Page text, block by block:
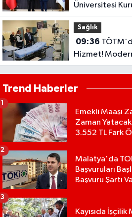
Üniversitesi
Akreditasyon
Sağlık
09:36
Hizmet!
Odası Açıldı
Trend Haberler
Emekli Maaşı
Zaman
3.552 TL Fark
1
Malatya'da
Başvuruları
Başvuru Şartı
2
Kayısıda
3